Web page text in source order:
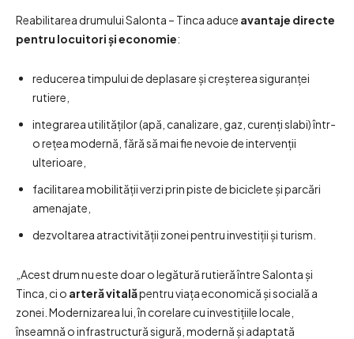
Reabilitarea drumului Salonta – Tinca aduce avantaje directe
pentru locuitori și economie:
reducerea timpului de deplasare și creșterea siguranței
rutiere,
integrarea utilităților (apă, canalizare, gaz, curenți slabi) într-
o rețea modernă, fără să mai fie nevoie de intervenții
ulterioare,
facilitarea mobilității verzi prin piste de biciclete și parcări
amenajate,
dezvoltarea atractivității zonei pentru investiții și turism.
„Acest drum nu este doar o legătură rutieră între Salonta și
Tinca, ci o arteră vitalăpentru viața economică și socială a
zonei. Modernizarea lui, în corelare cu investițiile locale,
înseamnă o infrastructură sigură, modernă și adaptată